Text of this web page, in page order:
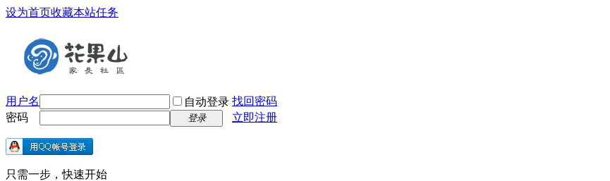
设为首页收藏本站任务
用户名 自动登录 找回密码
密码
登录 立即注册
只需一步，快速开始